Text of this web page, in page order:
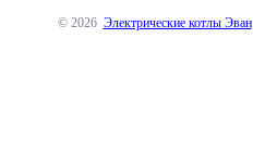
© 2026 Электрические котлы Эван